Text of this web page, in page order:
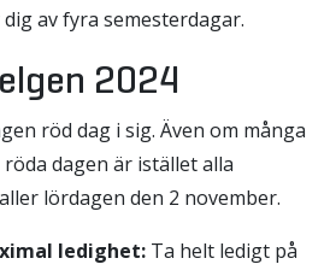
av fyra semesterdagar.
2024
röd dag i sig. Även om många
dagen är istället alla
lördagen den 2 november.
ledighet: Ta helt ledigt på